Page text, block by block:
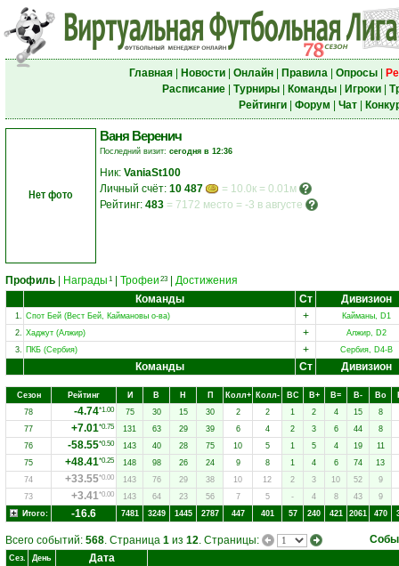
Главная| Новости| Онлайн| Правила| Опросы|
Расписание| Турниры| Команды| Игроки|
Рейтинги| Форум Чат|
Нет фото
Ваня Веренич
Последний визит: сегодня в 12:36
Ник: VaniaSt100
Личный счёт: 10 487
= 10.0к = 0.01м
Рейтинг: 483 = 7172 место = -3 в августе
Профиль Награды 1 Трофеи 23
Достижения
Команды
Ст Дивизион
1. Спот Бей (Вест Бей, Каймановы о-ва) +
Кайманы, D1
2. Хаджут (Алжир) +
Алжир, D2
3. ПКБ (Сербия) + Сербия, D4-B
Команды Ст Дивизион
Сезон Рейтинг И В Н П Колл+ Колл- ВC В+ В= В- Вo
78
-4.74*1.00 75 30 15 30 2 2 1 2 4 15
8
77
+7.01*0.75 131 63 29 39 6 4 2 3 6 44
8
76
-58.55*0.50 143 40 28 75 10 5 1 5 4 19
11
75
+48.41*0.25 148 98 26 24 9 8 1 4 6 74
13
74
+33.55*0.00 143 76 29 38 10 12 2 3 10 52
9
73
+3.41*0.00 143 64 23 56 7 5 - 4 8 43
9
Итого:
-16.6 7481 3249 1445 2787 447 401 57 240 421 2061 470
Всего событий: 568. Страница 1 из 12. Страницы:
Сез. День Дата